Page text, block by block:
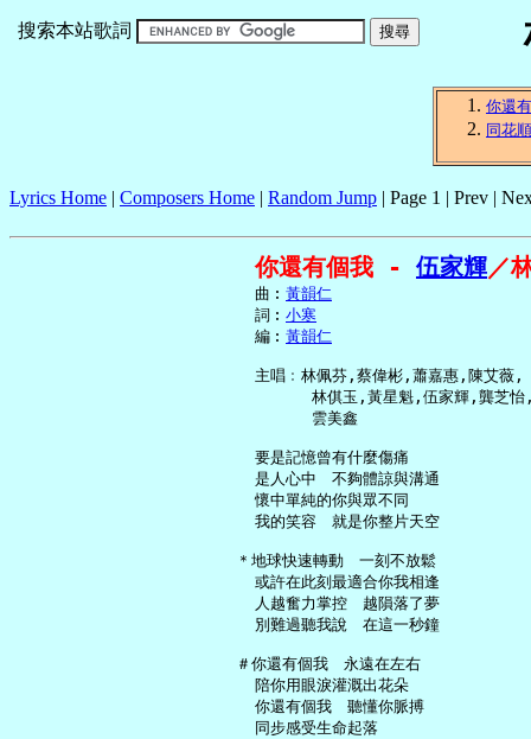
搜索本站歌詞
你還
同花順
Lyrics Home | Composers Home | Random Jump | Page 1 | Prev |
你還有個我 - 伍家輝／
     曲︰
黃韻仁
     詞︰
小寒
     編︰
黃韻仁
     主唱﹕林佩芬,蔡偉彬,蕭嘉惠,陳艾薇,
林倛玉,黃星魁,伍家輝,龔芝怡
           雲美鑫
     要是記憶曾有什麼傷痛
     是人心中　不夠體諒與溝通
     懷中單純的你與眾不同
     我的笑容　就是你整片天空
   ＊地球快速轉動　一刻不放鬆
     或許在此刻最適合你我相逢
     人越奮力掌控　越隕落了夢
     別難過聽我說　在這一秒鐘
   ＃你還有個我　永遠在左右
     陪你用眼淚灌溉出花朵
     你還有個我　聽懂你脈搏
     同步感受生命起落